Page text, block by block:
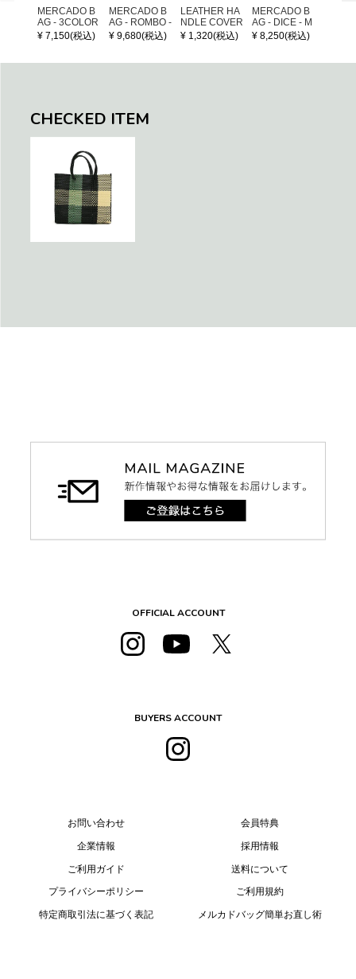
MERCADO B
AG - 3COLOR
S CHECK - Bl
¥ 7,150(税込)
MERCADO B
AG - ROMBO -
LONG HANDL
¥ 9,680(税込)
LEATHER HA
NDLE COVER
¥ 1,320(税込)
MERCADO B
AG - DICE - M
OSAIC - Copp
¥ 8,250(税込)
CHECKED ITEM
OFFICIAL ACCOUNT
BUYERS ACCOUNT
お問い合わせ
企業情報
ご利用ガイド
プライバシーポリシー
特定商取引法に基づく表記
会員特典
採用情報
送料について
ご利用規約
メルカドバッグ簡単お直し術